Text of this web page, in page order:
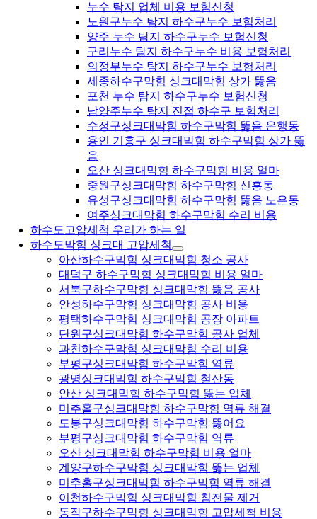
누수 탐지 업체 비용 보험신청
노원구누수 탐지 하수구누수 보험처리
양주 누수 탐지 하수구누수 보험신청
구리누수 탐지 하수구누수 비용 보험처리
의정부누수 탐지 하수구누수 보험처리
세종하수구막힘 싱크대막힘 상가 뚫음
포천 누수 탐지 하수구누수 보험신청
남양주누수 탐지 진접 하수구 보험처리
수정구싱크대막힘 하수구막힘 뚫음 은행동
용인 기흥구 싱크대막힘 하수구막힘 상가 뚫
음
오산 싱크대막힘 하수구막힘 비용 얼마
중원구싱크대막힘 하수구막힘 신흥동
유성구싱크대막힘 하수구막힘 뚫음 노은동
여주싱크대막힘 하수구막힘 수리 비용
하수도고압세척 우리가 하는 일
하수도막힘 싱크대 고압세척
아산하수구막힘 싱크대막힘 청소 공사
대덕구 하수구막힘 싱크대막힘 비용 얼마
서북구하수구막힘 싱크대막힘 뚫음 공사
안성하수구막힘 싱크대막힘 공사 비용
평택하수구막힘 싱크대막힘 공장 아파트
단원구싱크대막힘 하수구막힘 공사 업체
과천하수구막힘 싱크대막힘 수리 비용
부평구싱크대막힘 하수구막힘 역류
광명싱크대막힘 하수구막힘 철산동
안산 싱크대막힘 하수구막힘 뚫는 업체
미추홀구싱크대막힘 하수구막힘 역류 해결
도봉구싱크대막힘 하수구막힘 뚫어요
부평구싱크대막힘 하수구막힘 역류
오산 싱크대막힘 하수구막힘 비용 얼마
계양구하수구막힘 싱크대막힘 뚫는 업체
미추홀구싱크대막힘 하수구막힘 역류 해결
이천하수구막힘 싱크대막힘 침전물 제거
동작구하수구막힘 싱크대막힘 고압세척 비용